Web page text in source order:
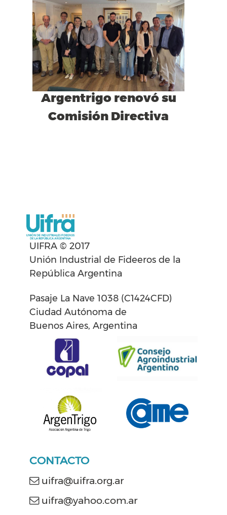
Argentrigo renovó su
Comisión Directiva
UIFRA © 2017
Unión Industrial de Fideeros de la
República Argentina
Pasaje La Nave 1038 (C1424CFD)
Ciudad Autónoma de
Buenos Aires, Argentina
CONTACTO
uifra@uifra.org.ar
uifra@yahoo.com.ar